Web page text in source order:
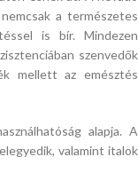
a természetes
is bír. Mindezen
szenvedők
mellett az emésztés
alapja. A
valamint italok